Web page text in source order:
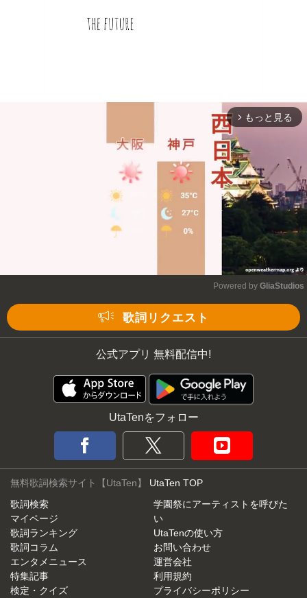
arrow_forward_ios もっと見る
Powered by GliaStudios
歌詞リクエスト
公式アプリ 無料配信中!
UtaTenをフォロー
無料歌詞検索サイト【UtaTen】 UtaTen TOP
歌詞検索
マイページ
歌詞ランキング
歌詞コラム
エンタメニュース
特集記事
検定・クイズ
学園祭にアーティストを呼びた
い
UtaTenの使い方
お問い合わせ
運営会社
利用規約
プライバシーポリシー